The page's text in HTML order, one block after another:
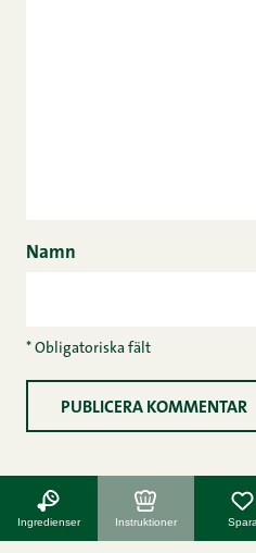
Namn
* Obligatoriska fält
Ingredienser Instruktioner Spara